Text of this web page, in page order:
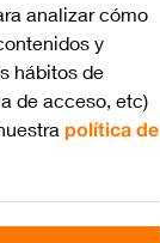
analizar cómo
y
hábitos de
de acceso, etc)
política de